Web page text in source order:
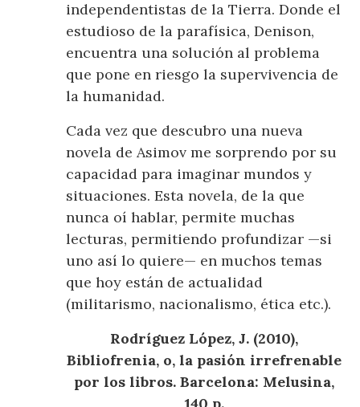
independentistas de la Tierra. Donde el
estudioso de la parafísica, Denison,
encuentra una solución al problema
que pone en riesgo la supervivencia de
la humanidad.
Cada vez que descubro una nueva
novela de Asimov me sorprendo por su
capacidad para imaginar mundos y
situaciones. Esta novela, de la que
nunca oí hablar, permite muchas
lecturas, permitiendo profundizar —si
uno así lo quiere— en muchos temas
que hoy están de actualidad
(militarismo, nacionalismo, ética etc.).
Rodríguez López, J. (2010),
Bibliofrenia, o, la pasión irrefrenable
por los libros. Barcelona: Melusina,
140 p.